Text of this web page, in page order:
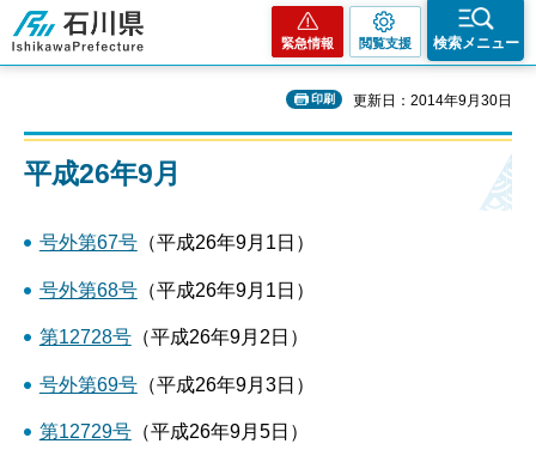
石川県
緊急情報 閲覧支援 検索メニュー
印刷 更新日：2014年9月30日
平成26年9月
号外第67号（平成26年9月1日）
号外第68号（平成26年9月1日）
第12728号（平成26年9月2日）
号外第69号（平成26年9月3日）
第12729号（平成26年9月5日）